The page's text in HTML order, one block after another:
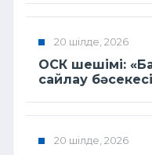
20 шілде, 2026
ОСК шешімі:
сайлау
20 шілде, 2026